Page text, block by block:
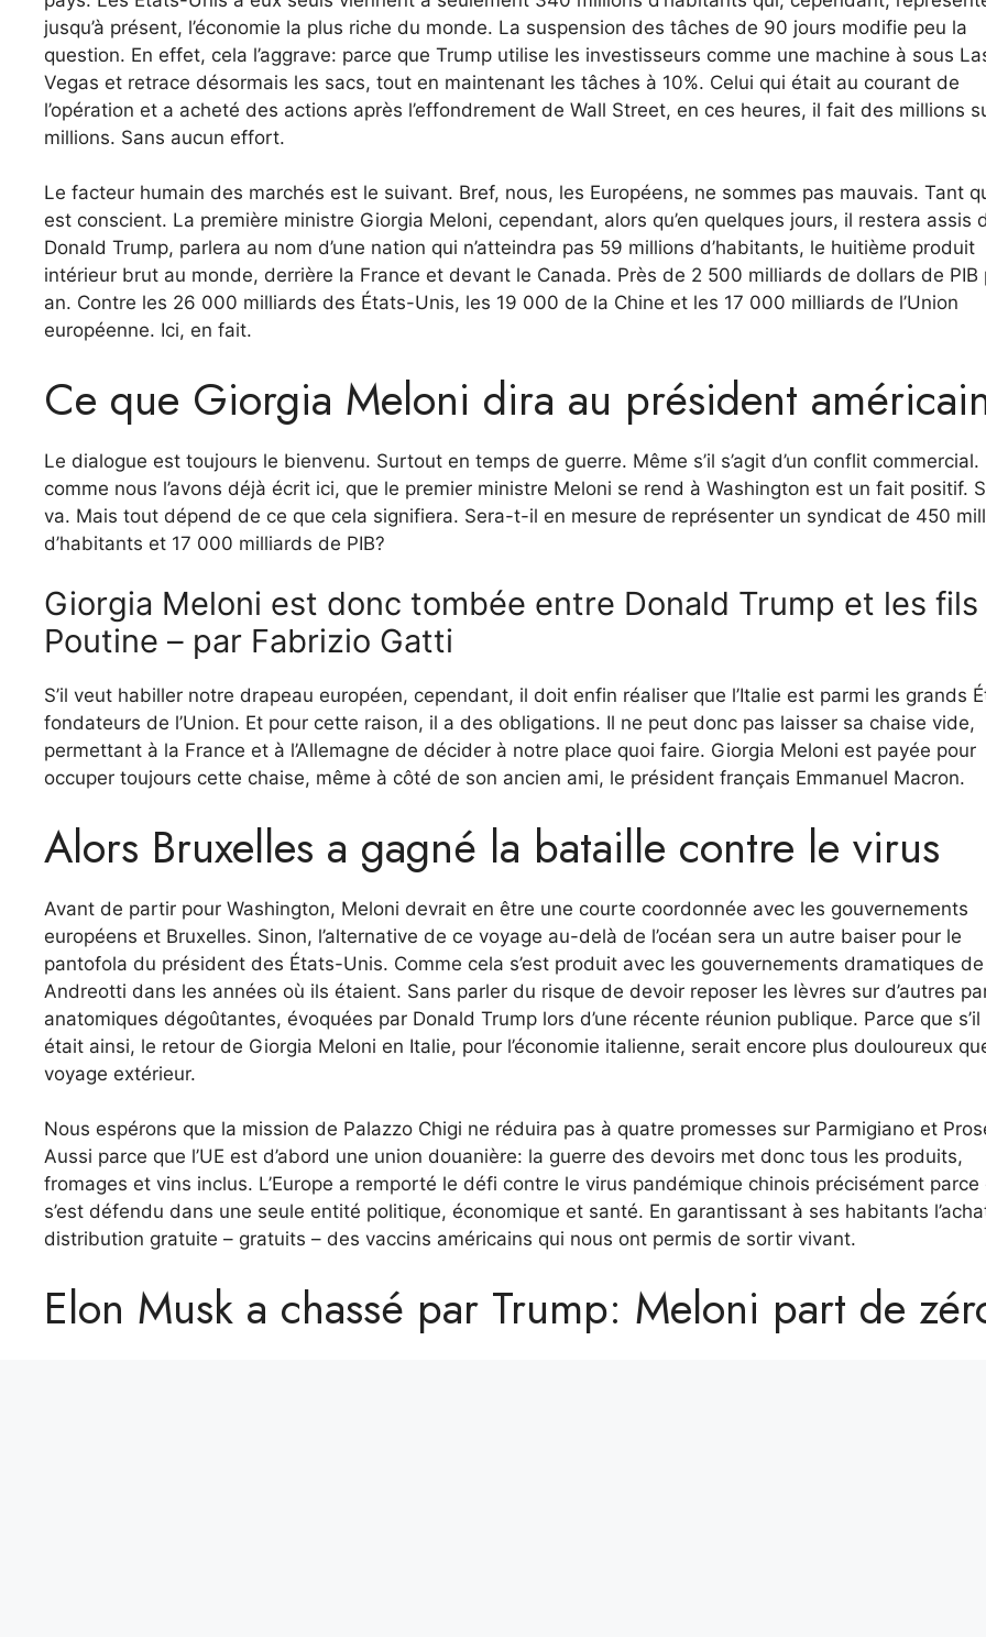
jusqu’à présent, l’économie la plus riche du monde. La suspension des tâches de 90 jours modifie peu la
question. En effet, cela l’aggrave: parce que Trump utilise les investisseurs comme une machine à sous
Vegas et retrace désormais les sacs, tout en maintenant les tâches à 10%. Celui qui était au courant de
l’opération et a acheté des actions après l’effondrement de Wall Street, en ces heures, il fait des millions
millions. Sans aucun effort.
Le facteur humain des marchés est le suivant. Bref, nous, les Européens, ne sommes pas mauvais. Tant
est conscient. La première ministre Giorgia Meloni, cependant, alors qu’en quelques jours, il restera assis
Donald Trump, parlera au nom d’une nation qui n’atteindra pas 59 millions d’habitants, le huitième produit
intérieur brut au monde, derrière la France et devant le Canada. Près de 2 500 milliards de dollars de PIB
an. Contre les 26 000 milliards des États-Unis, les 19 000 de la Chine et les 17 000 milliards de l’Union
européenne. Ici, en fait.
Ce que Giorgia Meloni dira au président
Le dialogue est toujours le bienvenu. Surtout en temps de guerre. Même s’il s’agit d’un conflit commercial.
comme nous l’avons déjà écrit ici, que le premier ministre Meloni se rend à Washington est un fait positif.
va. Mais tout dépend de ce que cela signifiera. Sera-t-il en mesure de représenter un syndicat de 450
d’habitants et 17 000 milliards de PIB?
Giorgia Meloni est donc tombée entre Donald Trump et les
Poutine – par Fabrizio Gatti
S’il veut habiller notre drapeau européen, cependant, il doit enfin réaliser que l’Italie est parmi les grands
fondateurs de l’Union. Et pour cette raison, il a des obligations. Il ne peut donc pas laisser sa chaise vide,
permettant à la France et à l’Allemagne de décider à notre place quoi faire. Giorgia Meloni est payée pour
occuper toujours cette chaise, même à côté de son ancien ami, le président français Emmanuel Macron.
Alors Bruxelles a gagné la bataille contre le virus
Avant de partir pour Washington, Meloni devrait en être une courte coordonnée avec les gouvernements
européens et Bruxelles. Sinon, l’alternative de ce voyage au-delà de l’océan sera un autre baiser pour le
pantofola du président des États-Unis. Comme cela s’est produit avec les gouvernements dramatiques
Andreotti dans les années où ils étaient. Sans parler du risque de devoir reposer les lèvres sur d’autres
anatomiques dégoûtantes, évoquées par Donald Trump lors d’une récente réunion publique. Parce que s’il
était ainsi, le retour de Giorgia Meloni en Italie, pour l’économie italienne, serait encore plus douloureux
voyage extérieur.
Nous espérons que la mission de Palazzo Chigi ne réduira pas à quatre promesses sur Parmigiano et
Aussi parce que l’UE est d’abord une union douanière: la guerre des devoirs met donc tous les produits,
fromages et vins inclus. L’Europe a remporté le défi contre le virus pandémique chinois précisément parce
s’est défendu dans une seule entité politique, économique et santé. En garantissant à ses habitants
distribution gratuite – gratuits – des vaccins américains qui nous ont permis de sortir vivant.
Elon Musk a chassé par Trump: Meloni part de